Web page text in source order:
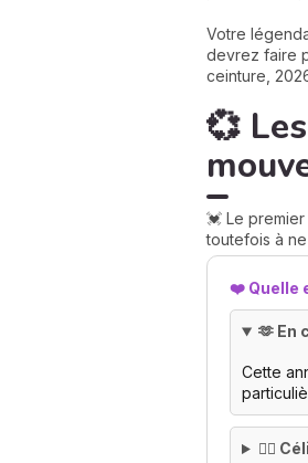
Votre
devrez faire
ceinture,
💞
💓 Le
toutefois à
❤️ Quelle
🫶 En
Cette
🙂‍↕️